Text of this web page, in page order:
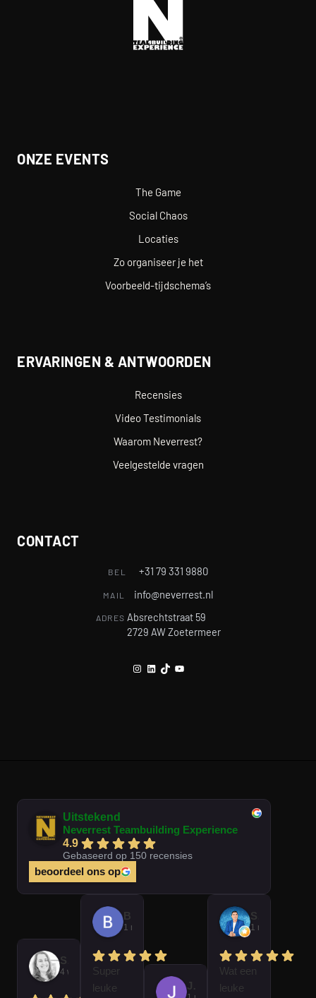
ONZE EVENTS
The Game
Social Chaos
Locaties
Zo organiseer je het
Voorbeeld-tijdschema’s
ERVARINGEN & ANTWOORDEN
Recensies
Video Testimonials
Waarom Neverrest?
Veelgestelde vragen
CONTACT
BEL +31 79 331 9880
MAIL info@neverrest.nl
ADRES Absrechtstraat 59
2729 AW Zoetermeer
Instagram
LinkedIn
TikTokYouTube
Uitstekend
Neverrest Teambuilding Experience
4.9
Gebaseerd op 150 recensies
beoordeel ons op
4 weken geleden
1 maand geleden
Super
leuke
José Van Gorkum
1 maand
Wat een
leuke